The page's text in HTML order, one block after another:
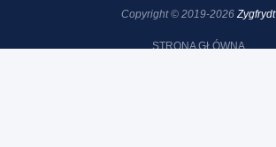
Copyright © 2019-2026 Zygfrydt
STRONA GŁÓWNA